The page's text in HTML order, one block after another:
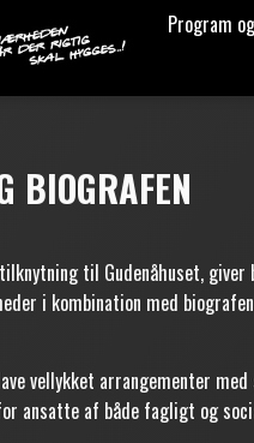
Program
BIOGRAFEN
til Gudenåhuset,
i kombination med
vellykket arrangementer
ansatte af både fagligt og